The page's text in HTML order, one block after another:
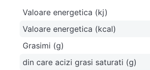
Valoare energetica (kj)
Valoare energetica (kcal)
Grasimi (g)
din care acizi grasi saturati (g)